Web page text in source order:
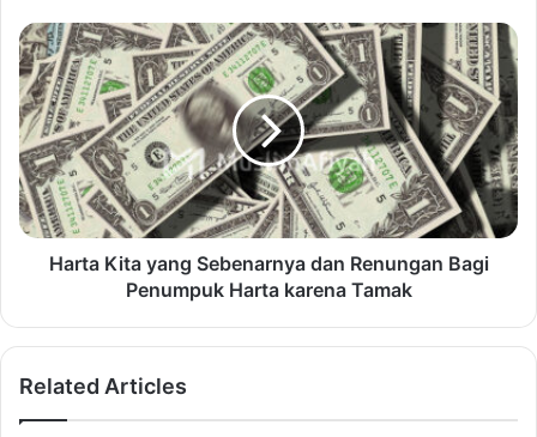
Harta Kita yang Sebenarnya dan Renungan Bagi
Penumpuk Harta karena Tamak
Related Articles